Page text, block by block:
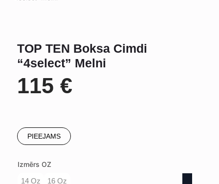
TOP TEN Boksa Cimdi
“4select” Melni
115 €
PIEEJAMS
Izmērs OZ
14 Oz
16 Oz